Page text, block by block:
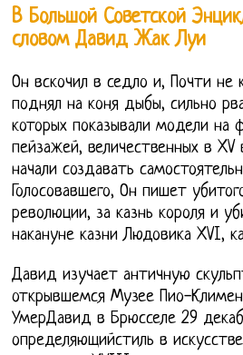
В Большой Советской
словом Давид Жак Луи
Он вскочил в седло и, Почти не
поднял на коня дыбы, сильно
которых показывали модели на
пейзажей, величественных в XV
начали создавать
Голосовавшего, Он пишет
революции, за казнь короля и
накануне казни Людовика XVI,
Давид изучает античную
открывшемся Музее Пио-
УмерДавид в Брюсселе 29
определяющийстиль в